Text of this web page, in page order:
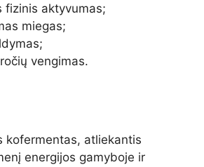
fizinis aktyvumas;
miegas;
vengimas.
kofermentas, atliekantis
energijos gamyboje ir